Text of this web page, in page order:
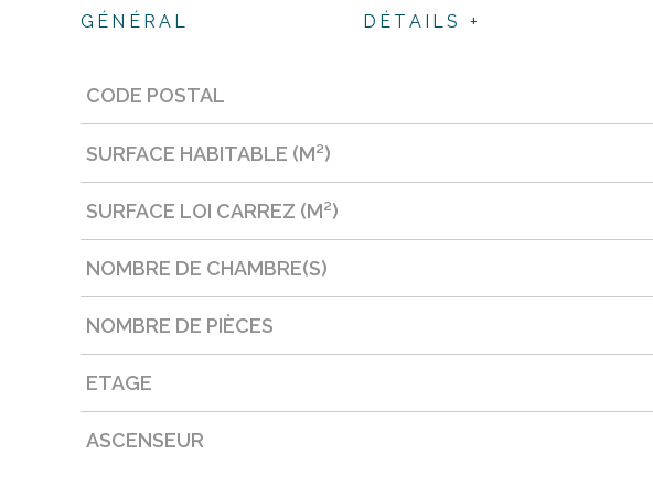
GÉNÉRAL DÉTAILS +
Caractérisque Valeurs
CODE POSTAL
SURFACE HABITABLE (M²)
SURFACE LOI CARREZ (M²)
NOMBRE DE CHAMBRE(S)
NOMBRE DE PIÈCES
ETAGE
ASCENSEUR